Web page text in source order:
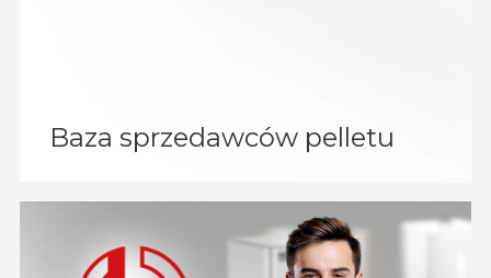
Baza sprzedawców pelletu